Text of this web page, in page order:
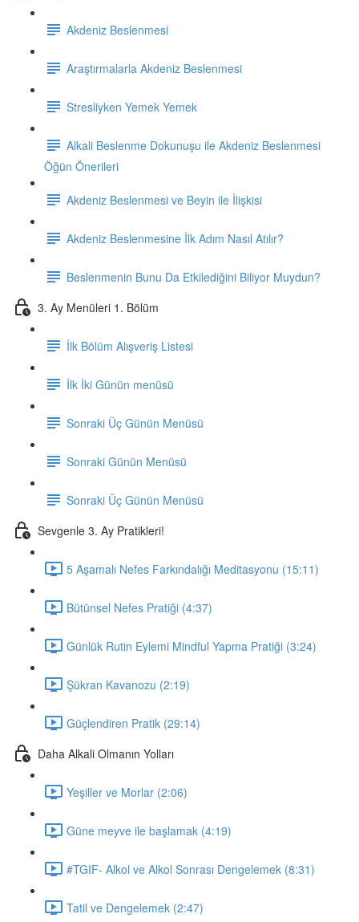
Akdeniz Beslenmesi
Araştırmalarla Akdeniz Beslenmesi
Stresliyken Yemek Yemek
Alkali Beslenme Dokunuşu ile Akdeniz Beslenmesi
Öğün Önerileri
Akdeniz Beslenmesi ve Beyin ile İlişkisi
Akdeniz Beslenmesine İlk Adım Nasıl Atılır?
Beslenmenin Bunu Da Etkilediğini Biliyor Muydun?
3. Ay Menüleri 1. Bölüm
İlk Bölüm Alışveriş Listesi
İlk İki Günün menüsü
Sonraki Üç Günün Menüsü
Sonraki Günün Menüsü
Sonraki Üç Günün Menüsü
Sevgenle 3. Ay Pratikleri!
5 Aşamalı Nefes Farkındalığı Meditasyonu (15:11)
Bütünsel Nefes Pratiği (4:37)
Günlük Rutin Eylemi Mindful Yapma Pratiği (3:24)
Şükran Kavanozu (2:19)
Güçlendiren Pratik (29:14)
Daha Alkali Olmanın Yolları
Yeşiller ve Morlar (2:06)
Güne meyve ile başlamak (4:19)
#TGIF- Alkol ve Alkol Sonrası Dengelemek (8:31)
Tatil ve Dengelemek (2:47)